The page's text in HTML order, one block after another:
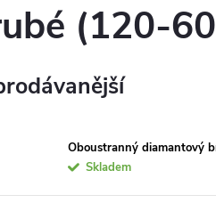
(120-
Oboustranný diamantový
Skladem